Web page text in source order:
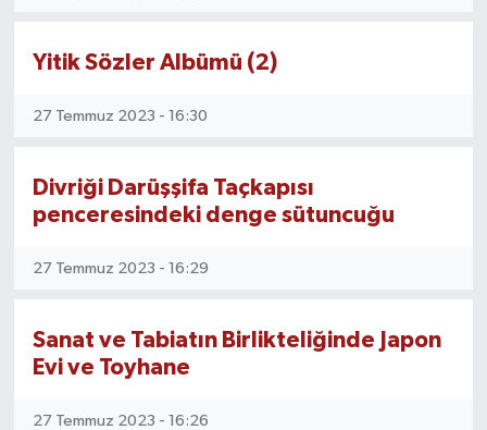
Yitik Sözler Albümü (2)
27 Temmuz 2023 - 16:30
Divriği Darüşşifa Taçkapısı
penceresindeki denge sütuncuğu
27 Temmuz 2023 - 16:29
Sanat ve Tabiatın Birlikteliğinde Japon
Evi ve Toyhane
27 Temmuz 2023 - 16:26